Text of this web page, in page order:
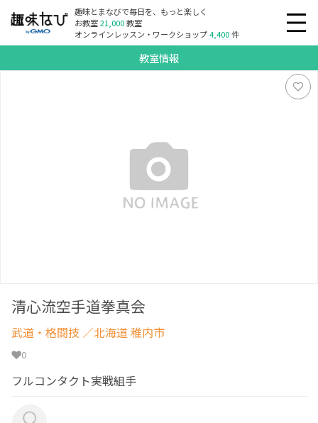
趣味とまなびで毎日を、もっと楽しく
お教室21,000教室
オンラインレッスン・ワークショップ4,400件
教室情報
清心流空手道拳真会
武道・格闘技 ／北海道 稚内市
0
フルコンタクト実戦組手